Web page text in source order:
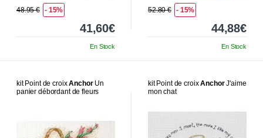
48.95 € - 15%
41,60€
En Stock
52.80 € - 15%
44,88€
En Stock
kit Point de croixAnchorUn
panier débordant de fleurs
kit Point de croixAnchorJ'aime
mon chat